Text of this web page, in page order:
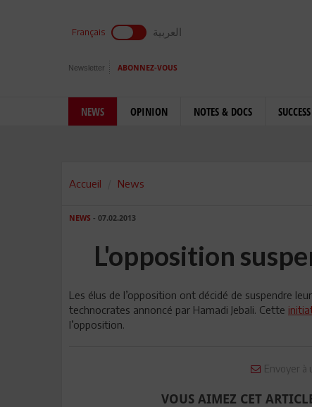
Français العربية
Newsletter ABONNEZ-VOUS
NEWS OPINION NOTES & DOCS
Accueil News
NEWS - 07.02.2013
L'opposition
Les élus de l’opposition ont décidé de suspendre
technocrates annoncé par Hamadi Jebali. Cette
l’opposition.
Envoyer à
VOUS AIMEZ CET